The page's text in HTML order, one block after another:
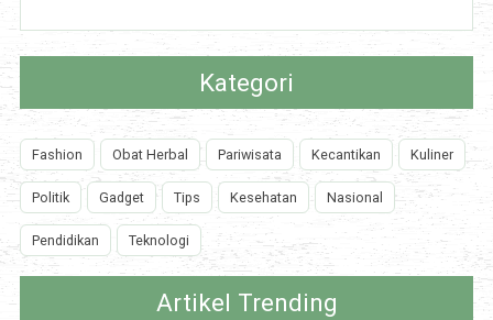
Kategori
Fashion Obat Herbal Pariwisata Kecantikan Kuliner
Politik Gadget Tips Kesehatan Nasional
Pendidikan Teknologi
Artikel Trending